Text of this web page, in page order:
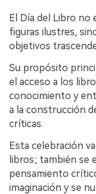
El Día del Libro no
figuras ilustres,
objetivos
Su propósito
el acceso a los
conocimiento y
a la construcción
críticas.
Esta celebración
libros; también se
pensamiento
imaginación y se